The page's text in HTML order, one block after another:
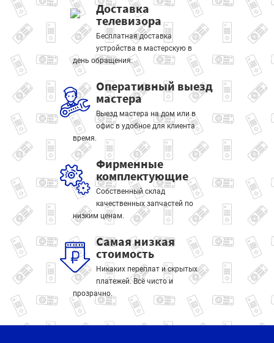
Доставка
телевизора
Бесплатная доставка
устройства в мастерскую в
день обращения.
Оперативный выезд
мастера
Выезд мастера на дом или в
офис в удобное для клиента
время.
Фирменные
комплектующие
Собственный склад
качественных запчастей по
низким ценам.
Самая низкая
стоимость
Никаких переплат и скрытых
платежей. Всё чисто и
прозрачно.